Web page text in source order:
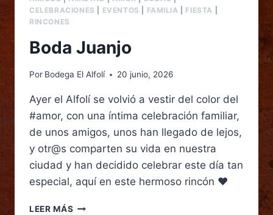
CELEBRACIONES
EVENTOS FAMILIA FIESTA
RINCONES
Boda Juanjo
Por Bodega El Alfolí 20 junio, 2026
Ayer el Alfolí se volvió a vestir del color del
#amor, con una íntima celebración familiar,
de unos amigos, unos han llegado de lejos,
y otr@s comparten su vida en nuestra
ciudad y han decidido celebrar este día tan
especial, aquí en este hermoso rincón ♥️
LEER MÁS